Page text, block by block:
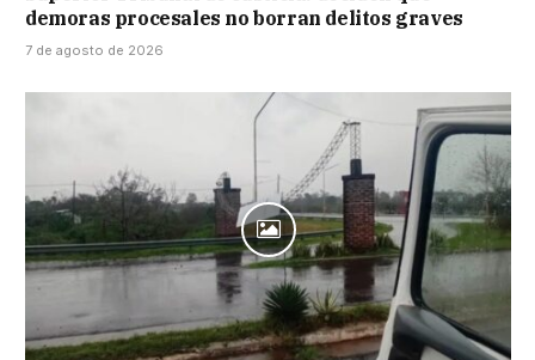
demoras procesales no borran delitos graves
7 de agosto de 2026